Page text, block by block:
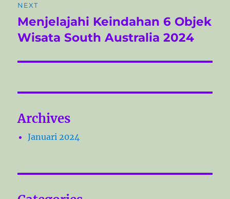
a
s
o
s
s
p
NEXT
N
e
t
o
t
Menjelajahi Keindahan 6 Objek
Wisata South Australia 2024
Archives
Januari 2024